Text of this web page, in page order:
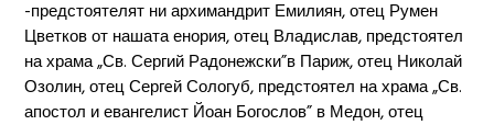
-предстоятелят ни архимандрит Емилиян, отец Румен
Цветков от нашата енория, отец Владислав, предстоятел
на храма „Св. Сергий Радонежски”в Париж, отец Николай
Озолин, отец Сергeй Сологуб, предстоятел на храма „Св.
апостол и евангелист Йоан Богослов” в Медон, отец